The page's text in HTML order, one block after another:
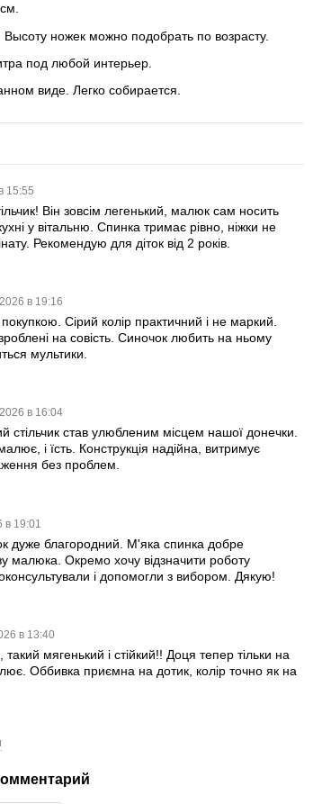
ножек можно подобрать по возрасту.
под любой интерьер.
виде. Легко собирается.
15:55
Він зовсім легенький, малюк сам носить
у вітальню. Спинка тримає рівно, ніжки не
Рекомендую для діток від 2 років.
в 19:16
Сірий колір практичний і не маркий.
на совість. Синочок любить на ньому
мультики.
в 16:04
стільчик став улюбленим місцем нашої донечки.
і їсть. Конструкція надійна, витримує
без проблем.
в 19:01
дуже благородний. М'яка спинка добре
малюка. Окремо хочу відзначити роботу
і допомогли з вибором. Дякую!
в 13:40
такий мягенький і стійкий!! Доця тепер тільки на
Оббивка приємна на дотик, колір точно як на